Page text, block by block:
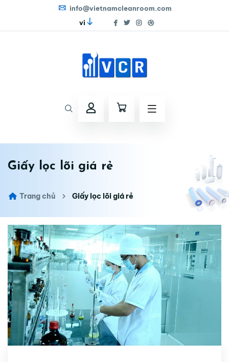
info@vietnamcleanroom.com
vi
Giấy lọc lõi giá rẻ
Trang chủ Giấy lọc lõi giá rẻ